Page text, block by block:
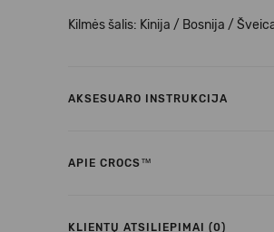
Kilmės šalis: Kinija / Bosnija /
AKSESUARO INSTRUKCIJA
APIE CROCS™
KLIENTŲ ATSILIEPIMAI (0)